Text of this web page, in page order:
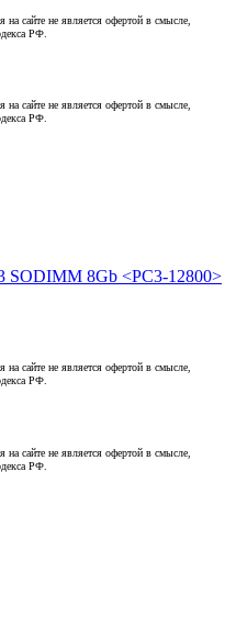
сайте не является офертой в смысле,
РФ.
на сайте не является офертой в смысле,
РФ.
8Gb <PC3-12800>
сайте не является офертой в смысле,
РФ.
сайте не является офертой в смысле,
РФ.